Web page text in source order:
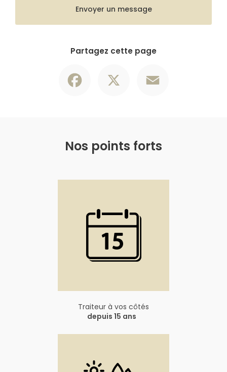
Envoyer un message
Partagez cette page
Nos points forts
Traiteur à vos côtés
depuis 15 ans